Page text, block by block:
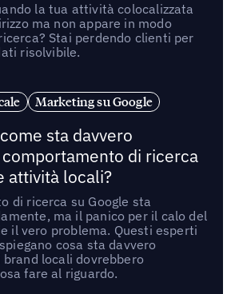
la tua attività colocalizzata
ma non appare in modo
Stai perdendo clienti per
risolvibile.
Marketing su Google
sta davvero
di ricerca
attività locali?
di ricerca su Google sta
ma il panico per il calo del
il vero problema. Questi esperti
cosa sta davvero
brand locali dovrebbero
fare al riguardo.